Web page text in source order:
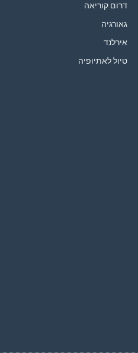
דרום קוריאה
גאורגיה
אירלנד
טיול לאתיופיה